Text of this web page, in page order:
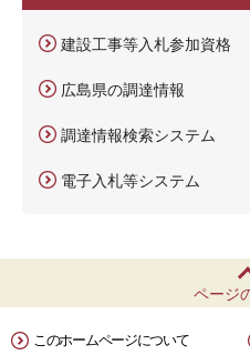
建設工事等入札参加資格
広島県の調達情報
調達情報検索システム
電子入札等システム
ページ
このホームページについて